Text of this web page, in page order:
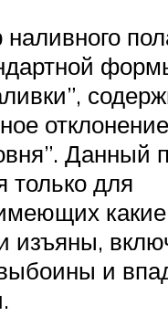
наливного
Данный
только для
изъяны,
и